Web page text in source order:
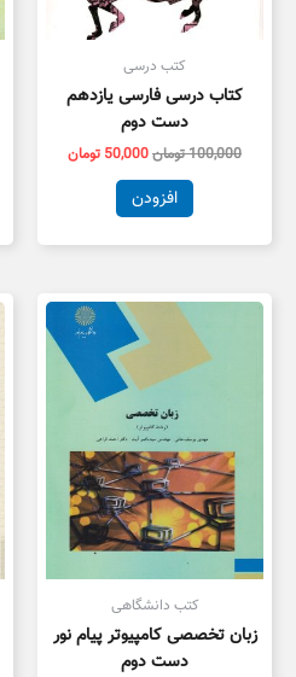
کتب درسی
کتاب درسی فارسی یازدهم
دست دوم
100,000تومان50,000 تومان
افزودن
کتب دانشگاهی
زبان تخصصی کامپیوتر پیام نور
دست دوم